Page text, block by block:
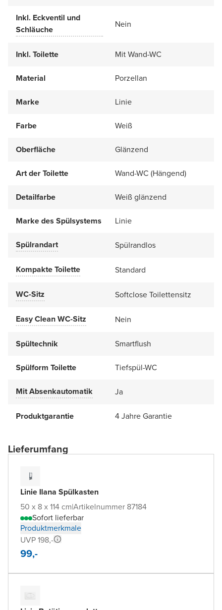
Inkl. Eckventil und
Schläuche
Nein
Inkl. Toilette Mit Wand-WC
Material Porzellan
Marke Linie
Farbe Weiß
Oberfläche Glänzend
Art der Toilette Wand-WC (Hängend)
Detailfarbe Weiß glänzend
Marke des Spülsystems Linie
Spülrandart Spülrandlos
Kompakte Toilette Standard
WC-Sitz Softclose Toilettensitz
Easy Clean WC-Sitz Nein
Spültechnik Smartflush
Spülform Toilette Tiefspül-WC
Mit Absenkautomatik Ja
Produktgarantie 4 Jahre Garantie
Lieferumfang
Linie Ilana Spülkasten
50 x 8 x 114 cm|Artikelnummer 87184
Sofort lieferbar
Produktmerkmale
UVP 198,-
99,-